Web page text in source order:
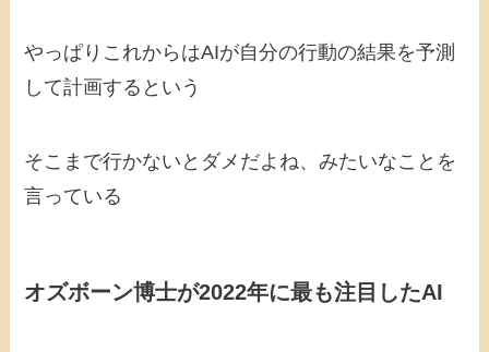
やっぱりこれからはAIが自分の行動の結果を予測
して計画するという
そこまで行かないとダメだよね、みたいなことを
言っている
オズボーン博士が2022年に最も注目したAI